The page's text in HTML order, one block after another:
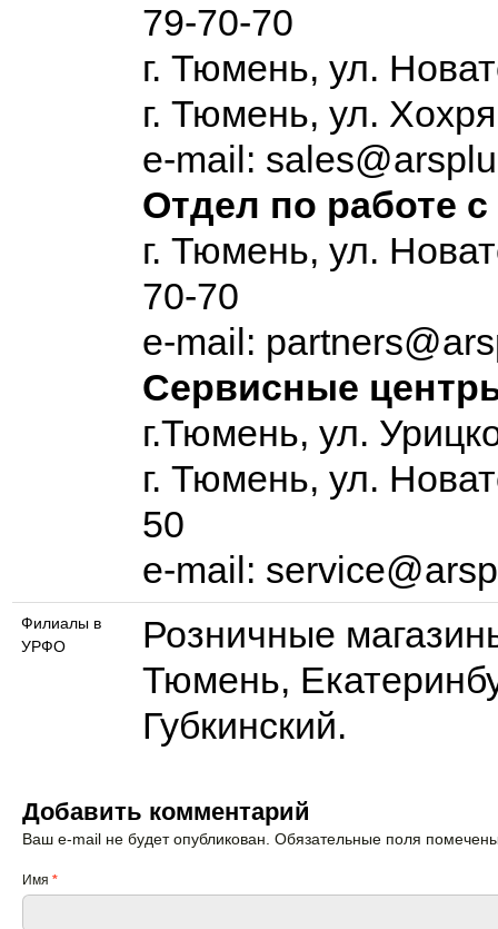
79-70-70
г. Тюмень, ул.
г. Тюмень, ул.
e-mail:
Отдел по работе
г. Тюмень, ул.
70-70
e-mail:
Сервисные
г.Тюмень, ул.
г. Тюмень, ул.
50
e-mail:
Филиалы в
УРФО
Розничные
Тюмень,
Губкинский.
Добавить комментарий
Ваш e-mail не будет опубликован. Обязательные поля
Имя *